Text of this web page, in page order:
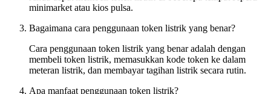
minimarket atau kios pulsa.
Bagaimana cara penggunaan token listrik yang benar?
Cara penggunaan token listrik yang benar adalah dengan
membeli token listrik, memasukkan kode token ke dalam
meteran listrik, dan membayar tagihan listrik secara rutin.
Apa manfaat penggunaan token listrik?